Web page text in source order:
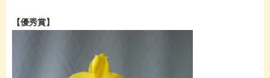
【優秀賞】